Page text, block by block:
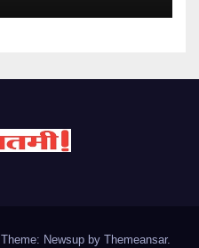
Theme: Newsup by Themeansar.